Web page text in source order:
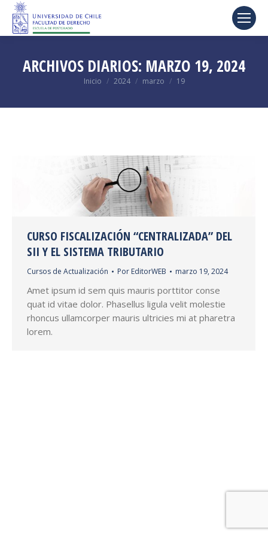
ARCHIVOS DIARIOS: MARZO 19, 2024
Estás aquí:
Inicio 2024 marzo 19
CURSO FISCALIZACIÓN “CENTRALIZADA” DEL
SII Y EL SISTEMA TRIBUTARIO
Cursos de Actualización Por EditorWEB marzo 19, 2024
Amet ipsum id sem quis mauris porttitor conse
quat id vitae dolor. Phasellus ligula velit molestie
rhoncus ullamcorper mauris ultricies mi at pharetra
lorem.